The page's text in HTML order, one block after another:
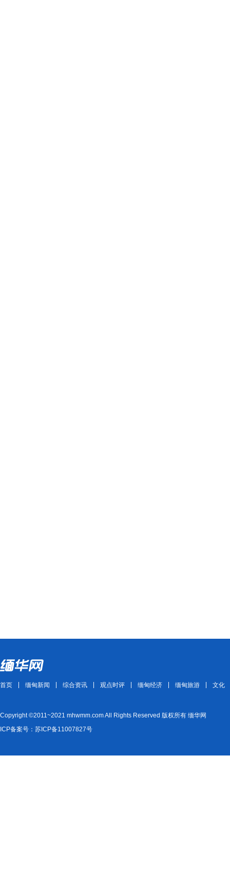
首页 缅甸新闻 综合资讯 观点时评 缅甸经济 缅甸旅游 文化
Copyright ©2011~2021 mhwmm.com All Rights Reserved 版权所有 缅华网
ICP备案号：苏ICP备11007827号